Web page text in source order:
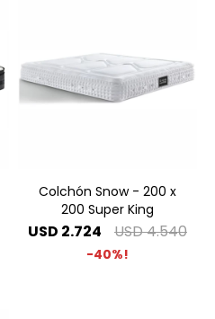
Colchón Snow - 200 x
200 Super King
USD 2.724 USD4.540
40